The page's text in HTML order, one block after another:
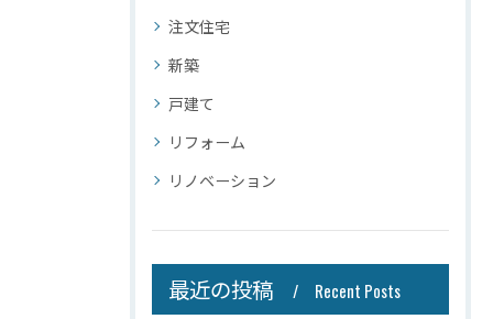
注文住宅
新築
戸建て
リフォーム
リノベーション
最近の投稿 Recent Posts